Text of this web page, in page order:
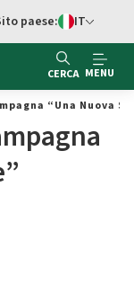
Switch di
paese: IT
CERCA MENU
“Una Nuova